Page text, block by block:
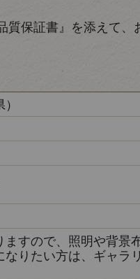
保証書』を添えて、
すので、照明や背景
りたい方は、ギャラ